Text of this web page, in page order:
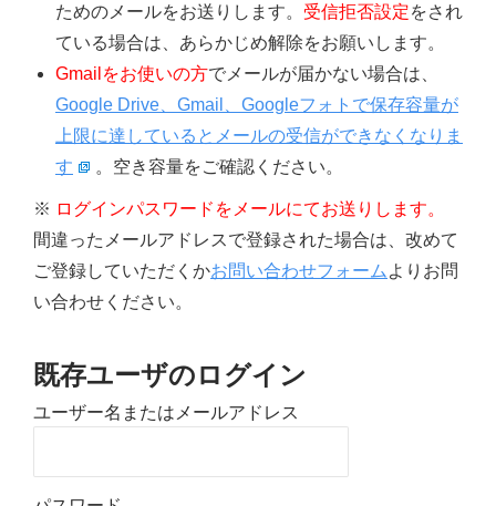
ためのメールをお送りします。 受信拒否設定をされ
ている場合は、あらかじめ解除をお願いします。
Gmailをお使いの方でメールが届かない場合は、
Google Drive、Gmail、Googleフォトで保存容量が
上限に達しているとメールの受信ができなくなりま
す
。空き容量をご確認ください。
※ ログインパスワードをメールにてお送りします。
間違ったメールアドレスで登録された場合は、改めて
ご登録していただくかお問い合わせフォーム よりお問
い合わせください。
既存ユーザのログイン
ユーザー名またはメールアドレス